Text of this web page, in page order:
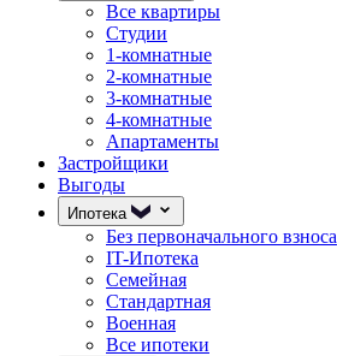
Все квартиры
Студии
1-комнатные
2-комнатные
3-комнатные
4-комнатные
Апартаменты
Застройщики
Выгоды
Ипотека
Без первоначального взноса
IT-Ипотека
Семейная
Стандартная
Военная
Все ипотеки